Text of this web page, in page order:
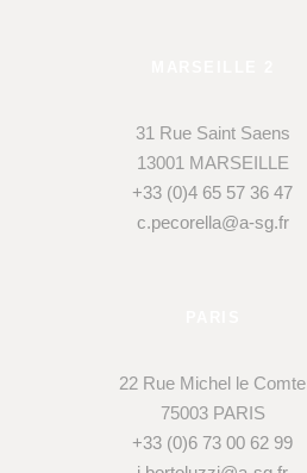
31 Rue Saint Saens
13001 MARSEILLE
+33 (0)4 65 57 36 47
c.pecorella@a-sg.fr
22 Rue Michel le Comte
75003 PARIS
+33 (0)6 73 00 62 99